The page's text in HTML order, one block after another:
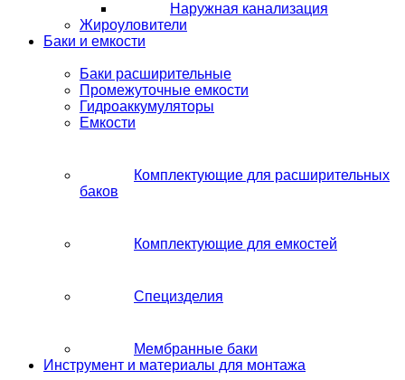
Наружная канализация
Жироуловители
Баки и емкости
Баки расширительные
Промежуточные емкости
Гидроаккумуляторы
Емкости
Комплектующие для расширительных
баков
Комплектующие для емкостей
Специзделия
Мембранные баки
Инструмент и материалы для монтажа